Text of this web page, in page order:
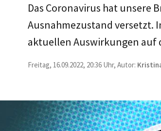
Das Coronavirus hat unsere
Ausnahmezustand versetzt.
aktuellen Auswirkungen auf
Freitag, 16.09.2022, 20:36 Uhr, Autor: